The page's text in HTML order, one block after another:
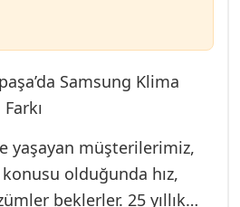
Samsung Klima
yaşayan müşterilerimiz,
konusu olduğunda hız,
beklerler. 25 yıllık